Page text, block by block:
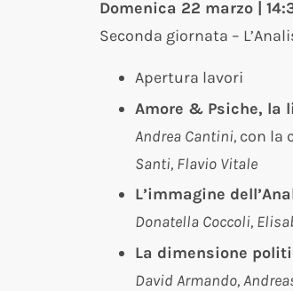
Domenica 22 marzo |
Seconda giornata –
Apertura lavori
Amore & Psiche, la
Andrea Cantini, con la
Santi, Flavio Vitale
L’immagine
Donatella Coccoli,
La dimensione
David Armando,